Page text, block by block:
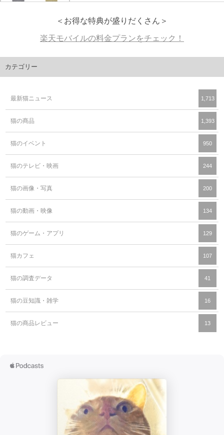
＜お得な特典が盛りだくさん＞
楽天モバイルの料金プランをチェック！
カテゴリー
最新猫ニュース 1,713
猫の商品 1,393
猫のイベント 950
猫のテレビ・映画 244
猫の画像・写真 200
猫の動画・映像 134
猫のゲーム・アプリ 129
猫カフェ 107
猫の調査データ 41
猫の豆知識・雑学 16
猫の商品レビュー 13